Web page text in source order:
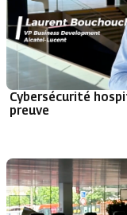
Cybersécurité
preuve